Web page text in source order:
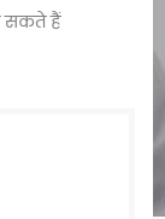
सकते हैं